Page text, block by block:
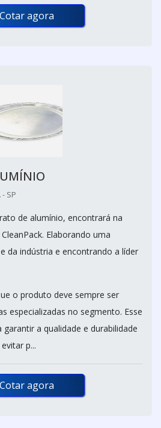
Cotar agora
- SP
de alumínio, encontrará na
Elaborando uma
da indústria e encontrando a líder
o produto deve sempre ser
especializadas no segmento. Esse
a qualidade e durabilidade
p...
Cotar agora